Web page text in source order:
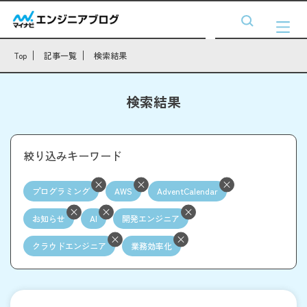
Top 記事一覧 検索結果
検索結果
絞り込みキーワード
プログラミング AWS AdventCalendar
お知らせ AI 開発エンジニア
クラウドエンジニア 業務効率化